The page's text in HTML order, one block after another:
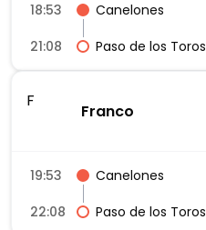
18:53
Canelones
21:08
Paso de los Toros
F
Franco
19:53
Canelones
22:08
Paso de los Toros